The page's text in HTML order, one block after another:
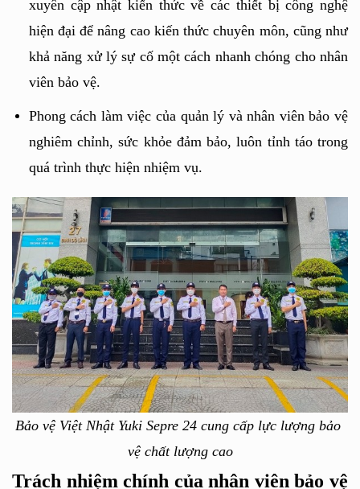
xuyên cập nhật kiến thức về các thiết bị công nghệ
hiện đại để nâng cao kiến thức chuyên môn, cũng như
khả năng xử lý sự cố một cách nhanh chóng cho nhân
viên bảo vệ.
Phong cách làm việc của quản lý và nhân viên bảo vệ
nghiêm chỉnh, sức khỏe đảm bảo, luôn tỉnh táo trong
quá trình thực hiện nhiệm vụ.
Bảo vệ Việt Nhật Yuki Sepre 24 cung cấp lực lượng bảo
vệ chất lượng cao
Trách nhiệm chính của nhân viên bảo vệ